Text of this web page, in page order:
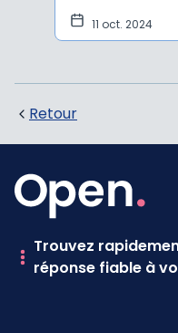
11 oct. 2024
Retour
Trouvez
réponse fiable à